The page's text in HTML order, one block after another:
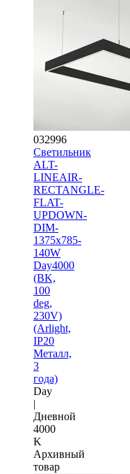
032996
Светильник
ALT-
LINEAIR-
RECTANGLE-
FLAT-
UPDOWN-
DIM-
1375x785-
140W
Day4000
(BK,
100
deg,
230V)
(Arlight,
IP20
Металл,
3
года)
Day
|
Дневной
4000
K
Архивный
товар